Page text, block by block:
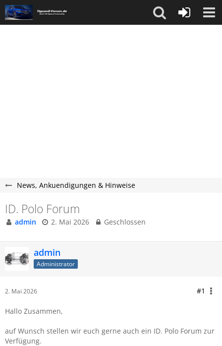
News, Ankuendigungen & Hinweise
ID. Polo Forum
admin 2. Mai 2026 Geschlossen
admin
Administrator
2. Mai 2026 #1
Hallo Zusammen,
auf Wunsch stellen wir euch gerne auch ein ID. Polo Forum zur
Verfügung.